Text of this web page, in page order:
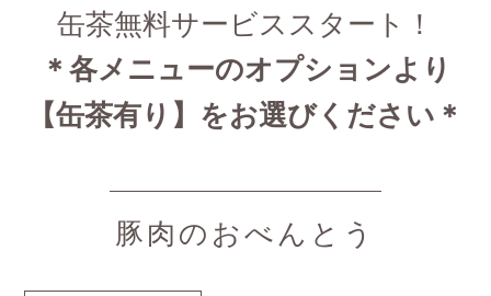
缶茶無料サービススタート！
＊各メニューのオプションより
【缶茶有り】をお選びください＊
豚肉のおべんとう